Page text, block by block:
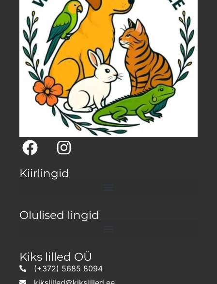
Kiirlingid
Olulised lingid
Kiks lilled OÜ
(+372) 5685 8094